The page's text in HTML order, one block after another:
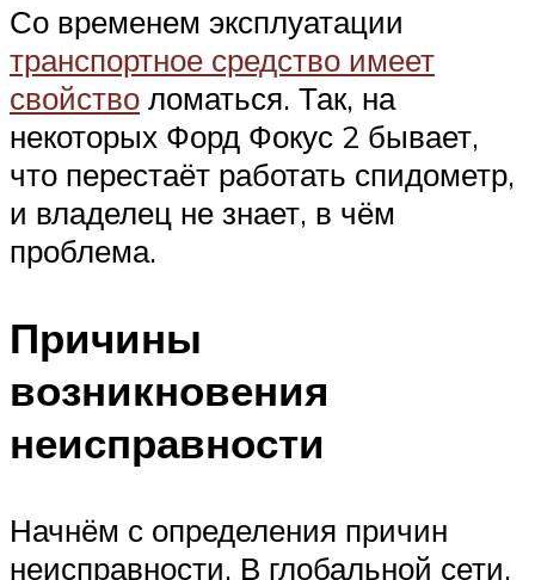
Со временем эксплуатации
транспортное средство имеет
свойство ломаться. Так, на
некоторых Форд Фокус 2 бывает,
что перестаёт работать спидометр,
и владелец не знает, в чём
проблема.
Причины
возникновения
неисправности
Начнём с определения причин
неисправности. В глобальной сети,